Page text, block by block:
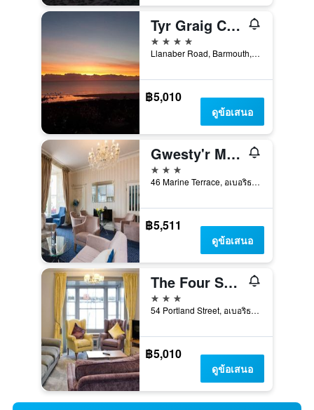
Tyr Graig Castle
4 ดาว
Llanaber Road, Barmouth, สหราชอาณาจักร
฿5,010
ดูข้อเสนอ
Gwesty'r Marine Hotel & Spa
3 ดาว
46 Marine Terrace, อเบอริธวิธ, สหราชอาณาจักร
฿5,511
ดูข้อเสนอ
The Four Seasons Hotel
3 ดาว
54 Portland Street, อเบอริธวิธ, สหราชอาณาจักร
฿5,010
ดูข้อเสนอ